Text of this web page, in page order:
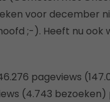
voor december
;-). Heeft nu ook
pageviews
(4.743